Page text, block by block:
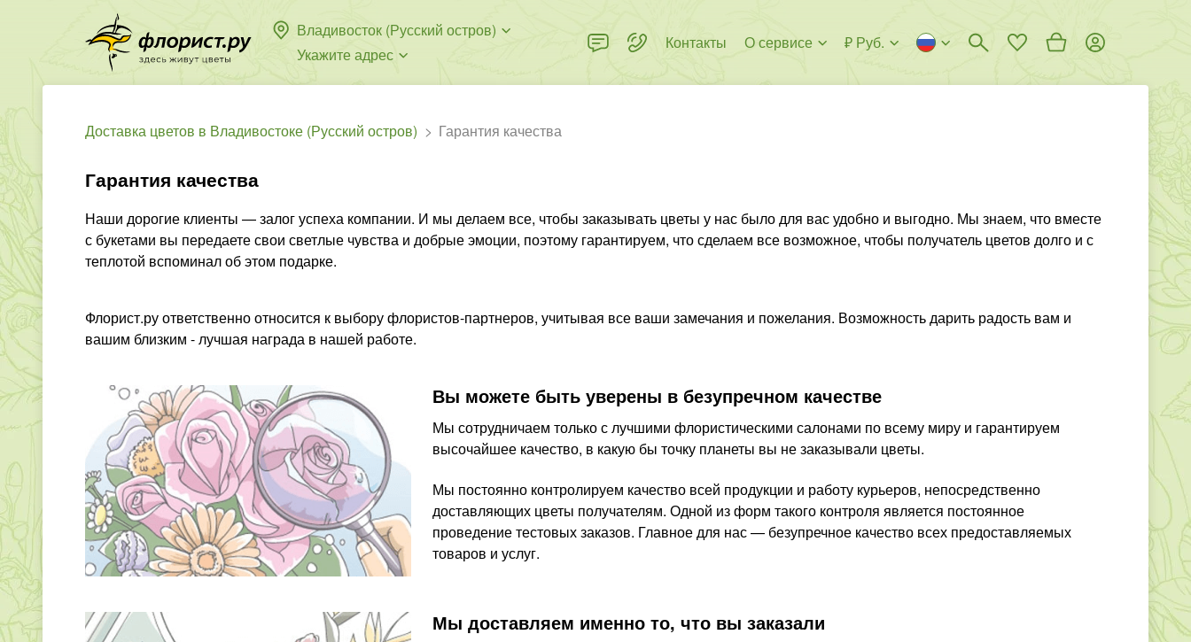
Владивосток (Русский остров)
Укажите адрес
Контакты О сервисе ₽ Руб.
Доставка цветов в Владивостоке (Русский остров) Гарантия качества
Гарантия качества
Наши дорогие клиенты — залог успеха компании. И мы делаем все, чтобы заказывать цветы у нас было для вас удобно и выгодно. Мы знаем, что вместе
с букетами вы передаете свои светлые чувства и добрые эмоции, поэтому гарантируем, что сделаем все возможное, чтобы получатель цветов долго и с
теплотой вспоминал об этом подарке.
Флорист.ру ответственно относится к выбору флористов-партнеров, учитывая все ваши замечания и пожелания. Возможность дарить радость вам и
вашим близким - лучшая награда в нашей работе.
Вы можете быть уверены в безупречном качестве
Мы сотрудничаем только с лучшими флористическими салонами по всему миру и гарантируем
высочайшее качество, в какую бы точку планеты вы не заказывали цветы.
Мы постоянно контролируем качество всей продукции и работу курьеров, непосредственно
доставляющих цветы получателям. Одной из форм такого контроля является постоянное
проведение тестовых заказов. Главное для нас — безупречное качество всех предоставляемых
товаров и услуг.
Мы доставляем именно то, что вы заказали